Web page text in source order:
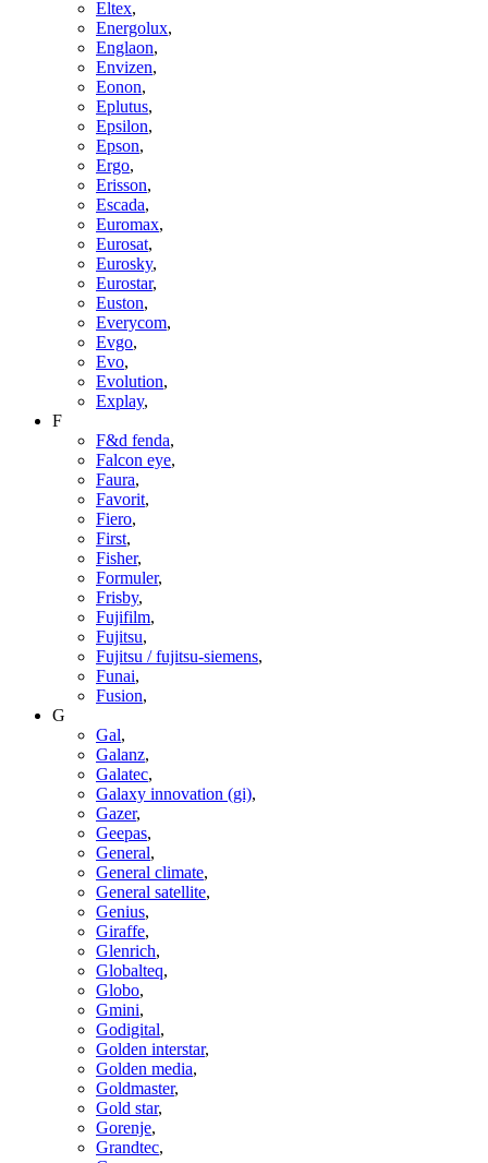
Eltex,
Energolux,
Englaon,
Envizen,
Eonon,
Eplutus,
Epsilon,
Epson,
Ergo,
Erisson,
Escada,
Euromax,
Eurosat,
Eurosky,
Eurostar,
Euston,
Everycom,
Evgo,
Evo,
Evolution,
Explay,
F
F&d fenda,
Falcon eye,
Faura,
Favorit,
Fiero,
First,
Fisher,
Formuler,
Frisby,
Fujifilm,
Fujitsu,
Fujitsu / fujitsu-siemens,
Funai,
Fusion,
G
Gal,
Galanz,
Galatec,
Galaxy innovation (gi),
Gazer,
Geepas,
General,
General climate,
General satellite,
Genius,
Giraffe,
Glenrich,
Globalteq,
Globo,
Gmini,
Godigital,
Golden interstar,
Golden media,
Goldmaster,
Gold star,
Gorenje,
Grandtec,